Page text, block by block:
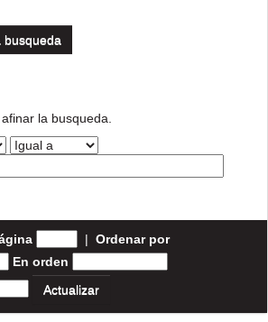
busqueda
la busqueda.
| Ordenar por
En orden